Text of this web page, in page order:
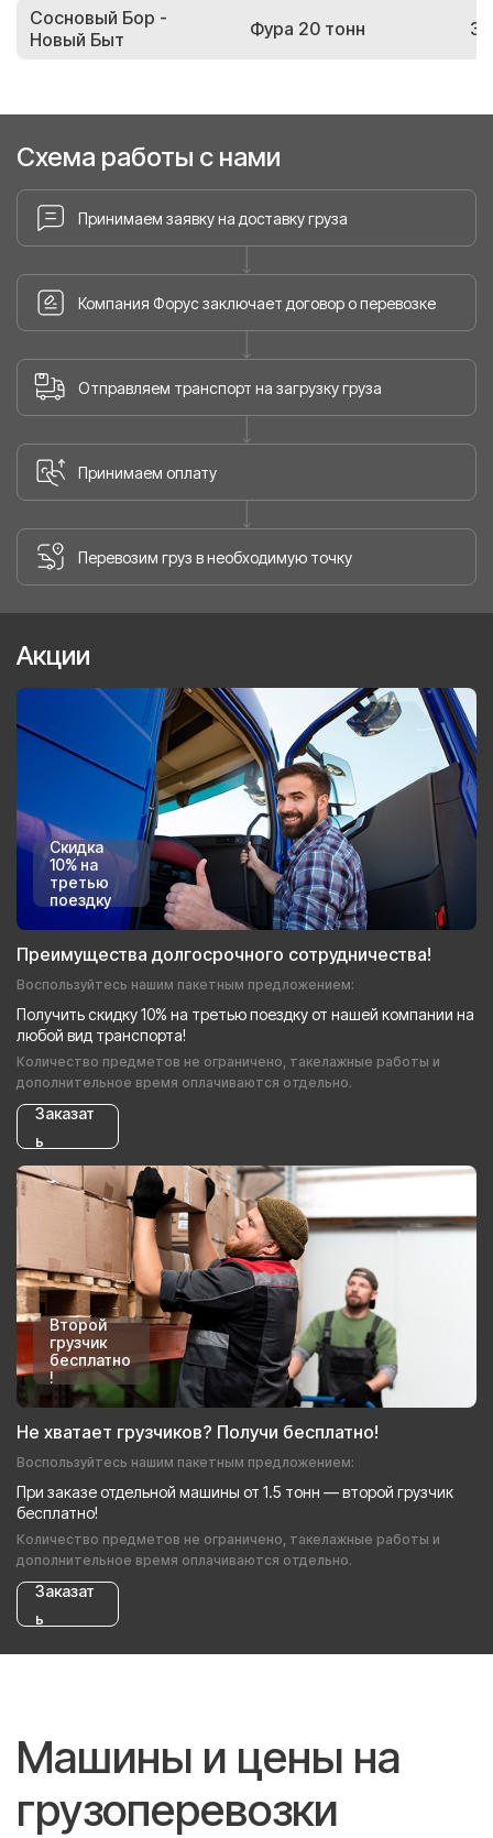
Сосновый Бор -
Новый Быт
Фура 20 тонн
Схема работы с нами
Принимаем заявку на доставку груза
Компания Форус заключает договор о перевозке
Отправляем транспорт на загрузку груза
Принимаем оплату
Перевозим груз в необходимую точку
Акции
Скидка
10% на
третью
поездку
Преимущества долгосрочного сотрудничества!
Воспользуйтесь нашим пакетным предложением:
Получить скидку 10% на третью поездку от нашей компании на
любой вид транспорта!
Количество предметов не ограничено, такелажные работы и
дополнительное время оплачиваются отдельно.
Заказат
ь
Второй
грузчик
бесплатно
!
Не хватает грузчиков? Получи бесплатно!
Воспользуйтесь нашим пакетным предложением:
При заказе отдельной машины от 1.5 тонн — второй грузчик
бесплатно!
Количество предметов не ограничено, такелажные работы и
дополнительное время оплачиваются отдельно.
Заказат
ь
Машины и цены на
грузоперевозки